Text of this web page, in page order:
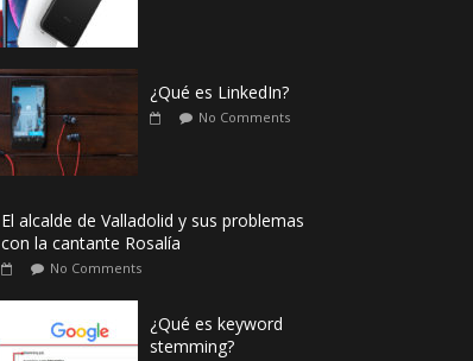
¿Qué es LinkedIn?
No Comments
El alcalde de Valladolid y sus problemas
con la cantante Rosalía
No Comments
¿Qué es keyword
stemming?